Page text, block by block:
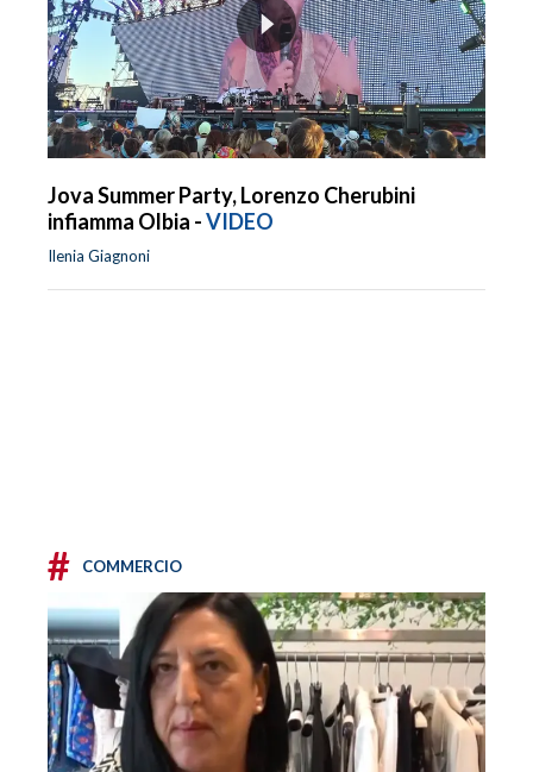
Jova Summer Party, Lorenzo Cherubini
infiamma Olbia -VIDEO
Ilenia Giagnoni
# COMMERCIO